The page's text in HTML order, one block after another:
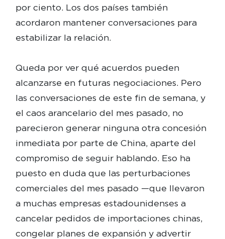
por ciento. Los dos países también
acordaron mantener conversaciones para
estabilizar la relación.
Queda por ver qué acuerdos pueden
alcanzarse en futuras negociaciones. Pero
las conversaciones de este fin de semana, y
el caos arancelario del mes pasado, no
parecieron generar ninguna otra concesión
inmediata por parte de China, aparte del
compromiso de seguir hablando. Eso ha
puesto en duda que las perturbaciones
comerciales del mes pasado —que llevaron
a muchas empresas estadounidenses a
cancelar pedidos de importaciones chinas,
congelar planes de expansión y advertir